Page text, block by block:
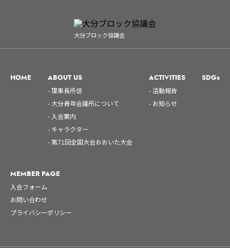
大分ブロック協議会
HOME ABOUT US
- 理事長所信
- 大分青年会議所について
- 入会案内
- キャラクター
- 第71回全国大会おおいた大会
ACTIVITIES
- 活動報告
- お知らせ
SDGs
MEMBER PAGE
入会フォーム
お問い合わせ
プライバシーポリシー